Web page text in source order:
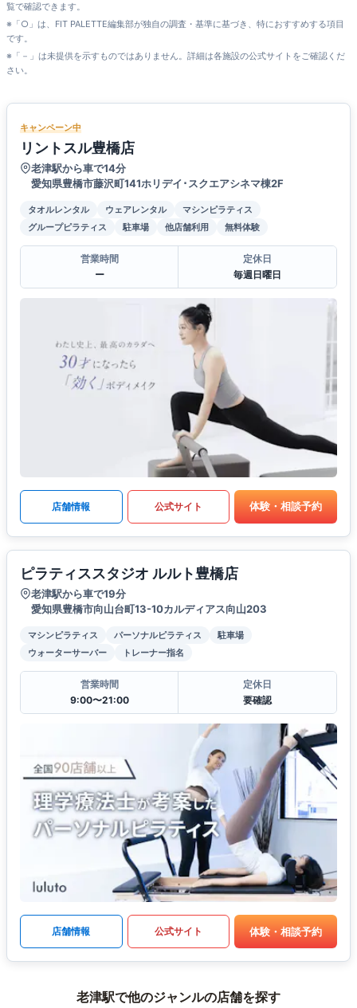
覧で確認できます。
※「○」は、FIT PALETTE編集部が独自の調査・基準に基づき、特におすすめする項目
です。
※「－」は未提供を示すものではありません。詳細は各施設の公式サイトをご確認くだ
さい。
キャンペーン中
リントスル豊橋店
老津駅から車で14分
愛知県豊橋市藤沢町141ホリデイ･スクエアシネマ棟2F
タオルレンタル ウェアレンタル
マシンピラティス
グループピラティス
駐車場 他店舗利用 無料体験
営業時間
ー
定休日
毎週日曜日
店舗情報 公式サイト 体験・相談予約
ピラティススタジオ ルルト豊橋店
老津駅から車で19分
愛知県豊橋市向山台町13-10カルディアス向山203
マシンピラティス パーソナルピラティス
駐車場
ウォーターサーバー
トレーナー指名
営業時間
9:00〜21:00
定休日
要確認
店舗情報 公式サイト 体験・相談予約
老津駅で他のジャンルの店舗を探す